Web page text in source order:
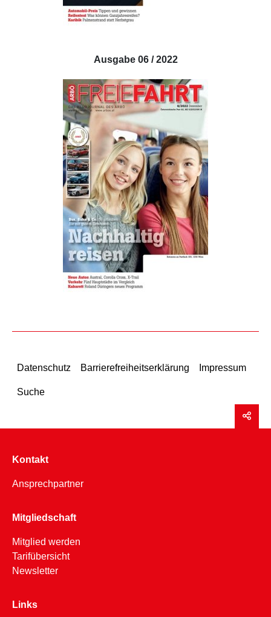
Ausgabe 06 / 2022
Datenschutz Barrierefreiheitserklärung Impressum
Suche
Kontakt
Ansprechpartner
Mitgliedschaft
Mitglied werden
Tarifübersicht
Newsletter
Links